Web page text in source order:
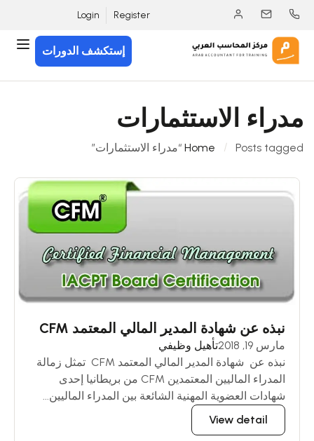
Register
Login
إستكشف الدورات
مدراء الاستثمارات
Home Posts tagged “مدراء الاستثمارات”
نبذه عن شهادة المدير المالي المعتمد CFM
مارس 19, 2018
تأهيل وظيفي
نبذه عن شهادة المدير المالي المعتمد CFM تمثل زمالة
المدراء الماليين المعتمدين CFM من بريطانيا إحدى
شهادات العضوية المهنية الشائعة بين المدراء الماليين...
View detail